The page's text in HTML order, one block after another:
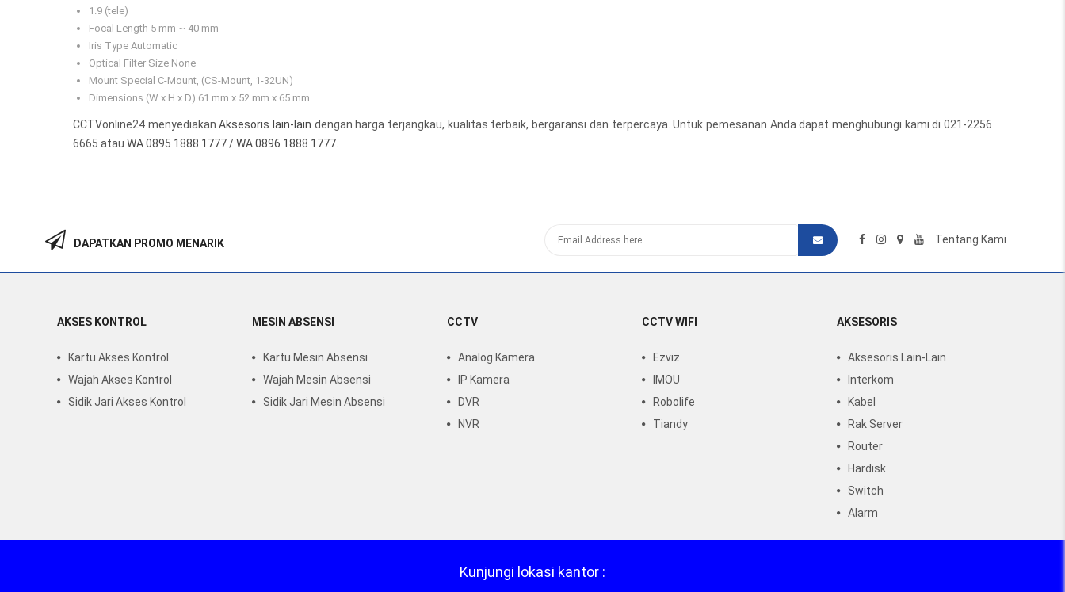
1.9 (tele)
Focal Length 5 mm ~ 40 mm
Iris Type Automatic
Optical Filter Size None
Mount Special C-Mount, (CS-Mount, 1-32UN)
Dimensions (W x H x D) 61 mm x 52 mm x 65 mm
CCTVonline24 menyediakanAksesoris lain-lain dengan harga terjangkau, kualitas terbaik, bergaransi dan terpercaya. Untuk pemesanan Anda dapat menghubungi kami di 021-2256
6665 atau WA 0895 1888 1777/WA 0896 1888 1777
DAPATKAN PROMO MENARIK Tentang Kami
AKSES KONTROL
Kartu Akses Kontrol
Wajah Akses Kontrol
Sidik Jari Akses Kontrol
MESIN ABSENSI
Kartu Mesin Absensi
Wajah Mesin Absensi
Sidik Jari Mesin Absensi
CCTV
Analog Kamera
IP Kamera
DVR
NVR
CCTV WIFI
Ezviz
IMOU
Robolife
Tiandy
AKSESORIS
Aksesoris Lain-Lain
Interkom
Kabel
Rak Server
Router
Hardisk
Switch
Alarm
Kunjungi lokasi kantor :